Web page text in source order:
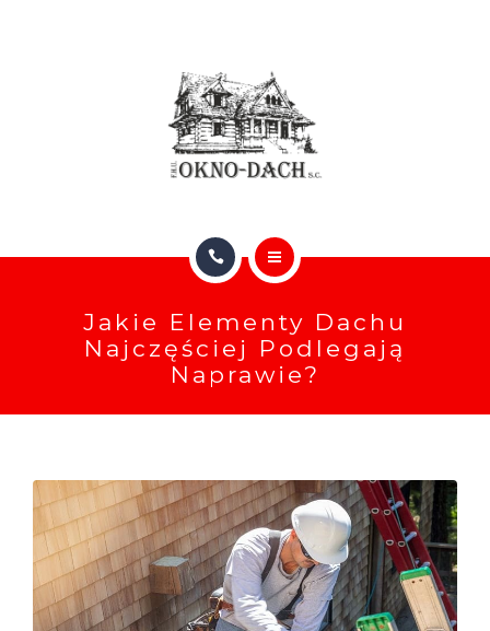
OFERTA DACHÓW I OKIEN
O NAS
GALERIA
BLOG
Jakie Elementy Dachu
Najczęściej Podlegają
Naprawie?